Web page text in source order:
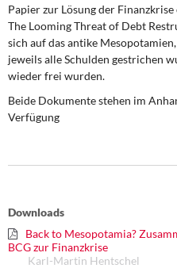
Steuer- und Finanzpolitik
Öffentliche Infrastruktur
Weitere Themen
Institut Solidarische
Papier zur Lösung der
The Looming Threat of Debt
sich auf das antike
jeweils alle Schulden gestrichen
wieder frei wurden.
Beide Dokumente stehen im
Verfügung
Downloads
Back to Mesopotamia?
BCG zur Finanzkrise
Karl-Martin Hentschel